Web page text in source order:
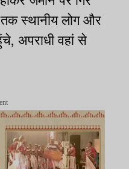
स्थानीय लोग और
अपराधी वहां से